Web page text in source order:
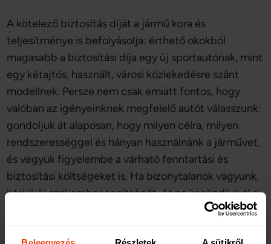
A kötelező biztosítás díját a jármű kora és
teljesítménye is befolyásolja: érthető okokból
magasabb a biztosítási díja egy új sportautónak, mint
egy kétajtós, használt, városi közlekedésre szánt
modellnek. Persze nem csak emiatt fontos, hogy
valóban az igényeinknek megfelelő autót válasszunk:
gondoljuk át alaposan, hogy milyen célra, milyen
rendszerességgel és hányan használnánk a járművet,
és vegyük figyelembe a várható fenntartási és
biztosítási költségeket is. Ha bizonytalanok vagyunk,
kérjük ki szakember segítségét, és ne kapkodjuk el a
döntést: az autóvásárlás életünk egyik legfontosabb